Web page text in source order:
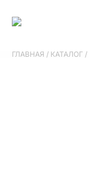
ГЛАВНАЯ / КАТАЛОГ /